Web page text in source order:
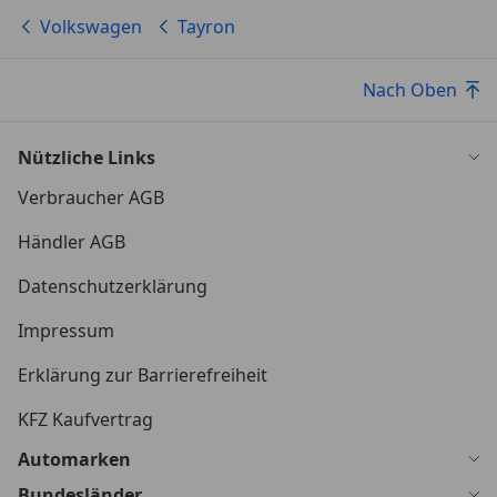
Volkswagen Tayron
Nach Oben
Nützliche Links
Verbraucher AGB
Händler AGB
Datenschutzerklärung
Impressum
Erklärung zur Barrierefreiheit
KFZ Kaufvertrag
Automarken